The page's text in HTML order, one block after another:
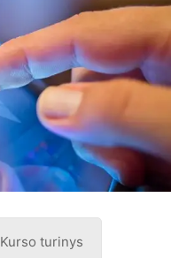
Kurso turinys